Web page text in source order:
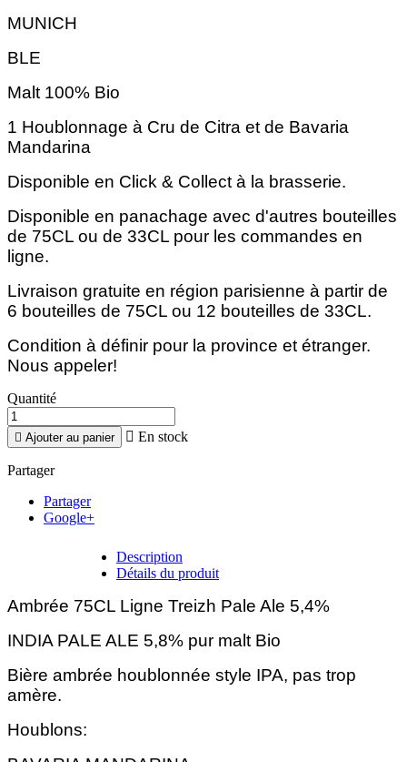
MUNICH
BLE
Malt 100% Bio
1 Houblonnage à Cru de Citra et de Bavaria
Mandarina
Disponible en Click & Collect à la brasserie.
Disponible en panachage avec d'autres bouteilles
de 75CL ou de 33CL pour les commandes en
ligne.
Livraison gratuite en région parisienne à partir de
6 bouteilles de 75CL ou 12 bouteilles de 33CL.
Condition à définir pour la province et étranger.
Nous appeler!
Quantité
 Ajouter au panier  En stock
Partager
Partager
Google+
Description
Détails du produit
Ambrée 75CL Ligne Treizh Pale Ale 5,4%
INDIA PALE ALE 5,8% pur malt Bio
Bière ambrée houblonnée style IPA, pas trop
amère.
Houblons: